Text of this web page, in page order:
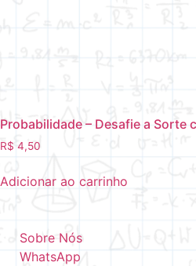
Probabilidade – Desafie a Sorte
R$ 4,50
Adicionar ao carrinho
Sobre Nós
WhatsApp